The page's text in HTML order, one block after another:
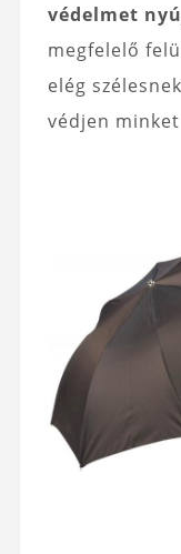
védelmet
megfelelő
elég
védjen